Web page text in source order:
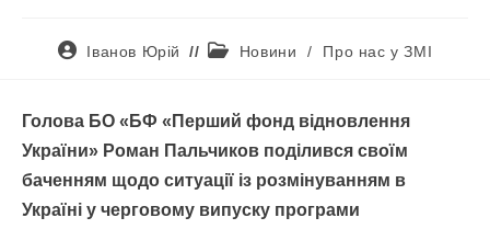
Іванов Юрій Новини / Про нас у ЗМІ
Голова БО «БФ «Перший фонд відновлення
України» Роман Пальчиков поділився своїм
баченням щодо ситуації із розмінуванням в
Україні у черговому випуску програми